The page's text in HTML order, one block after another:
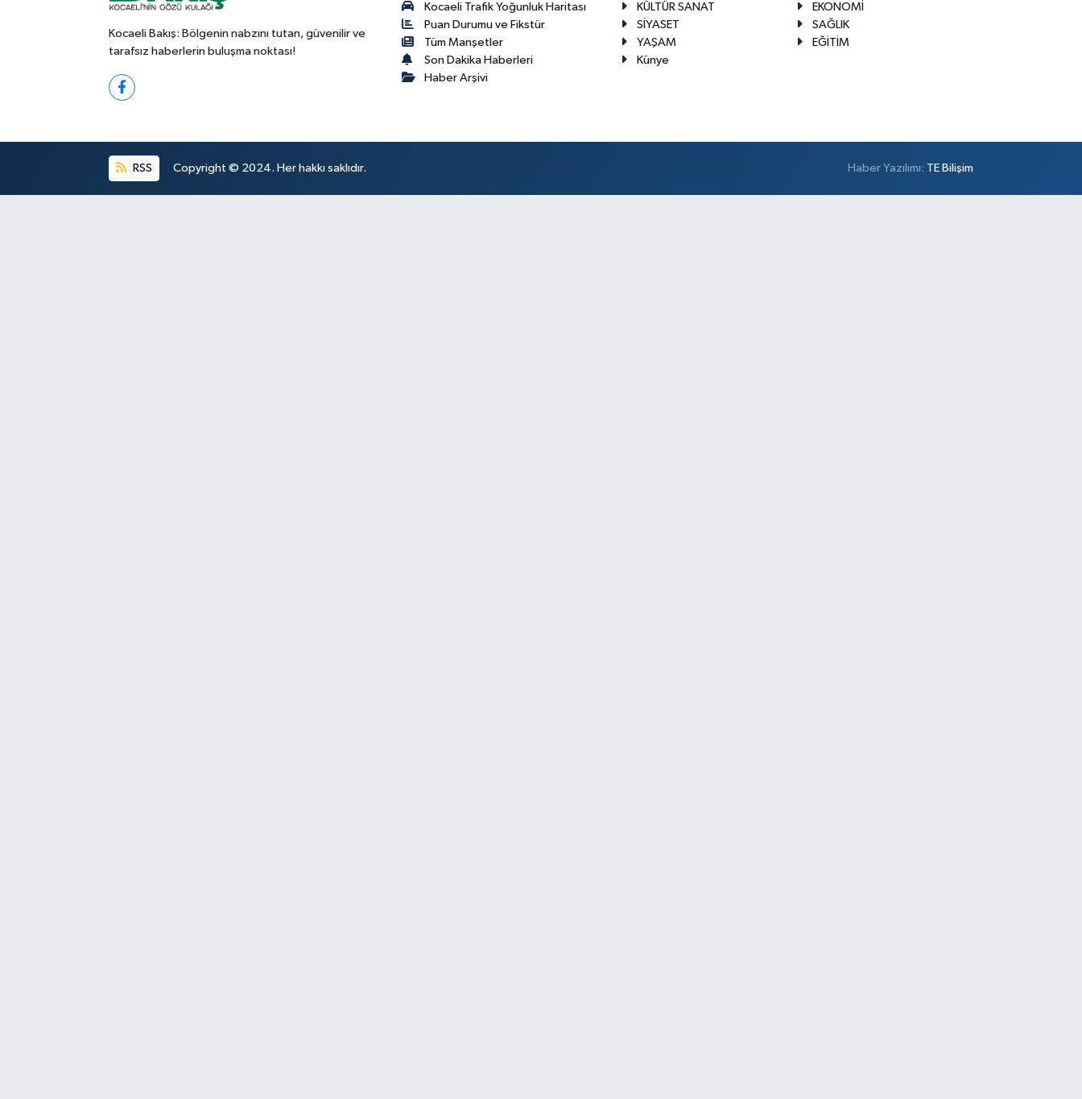
Kocaeli Bakış: Bölgenin nabzını tutan, güvenilir ve
tarafsız haberlerin buluşma noktası!
Kocaeli Trafik Yoğunluk Haritası
Puan Durumu ve Fikstür
Tüm Manşetler
Son Dakika Haberleri
Haber Arşivi
KÜLTÜR SANAT
EKONOMİ
SİYASET
SAĞLIK
YAŞAM
EĞİTİM
Künye
RSS Copyright © 2024. Her hakkı saklıdır. Haber Yazılımı: TE Bilişim